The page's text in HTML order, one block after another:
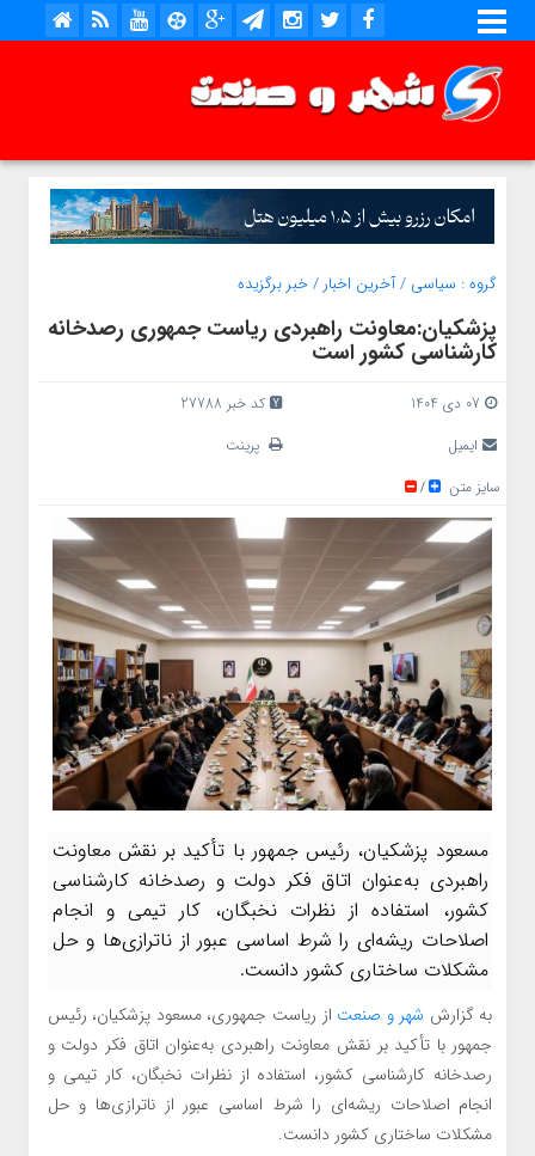
گروه : سیاسی /آخرین اخبار /خبر برگزیده
پزشکیان:معاونت راهبردی ریاست جمهوری رصدخانه
کارشناسی کشور است
07 دی 1404
کد خبر 27788
ایمیل
پرینت
سایز متن
/
مسعود پزشکیان، رئیس جمهور با تأکید بر نقش معاونت
راهبردی به‌عنوان اتاق فکر دولت و رصدخانه کارشناسی
کشور، استفاده از نظرات نخبگان، کار تیمی و انجام
اصلاحات ریشه‌ای را شرط اساسی عبور از ناترازی‌ها و حل
مشکلات ساختاری کشور دانست.
به گزارش شهر و صنعت از ریاست جمهوری، مسعود پزشکیان، رئیس
جمهور با تأکید بر نقش معاونت راهبردی به‌عنوان اتاق فکر دولت و
رصدخانه کارشناسی کشور، استفاده از نظرات نخبگان، کار تیمی و
انجام اصلاحات ریشه‌ای را شرط اساسی عبور از ناترازی‌ها و حل
مشکلات ساختاری کشور دانست.